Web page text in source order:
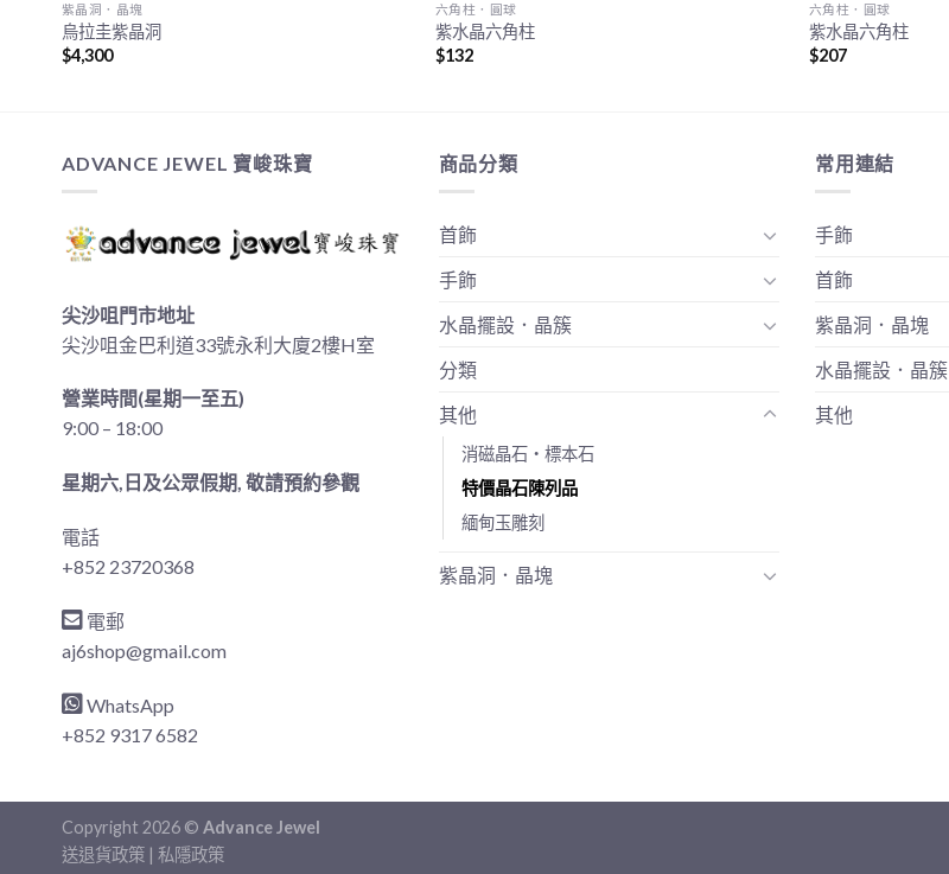
紫晶洞．晶塊
烏拉圭紫晶洞
$4,300
六角柱．圓球
紫水晶六角柱
$132
六角柱．圓球
紫水晶六角柱
$207
ADVANCE JEWEL 寶峻珠寶
尖沙咀門市地址
尖沙咀金巴利道33號永利大廈2樓H室
營業時間(星期一至五)
9:00 – 18:00
星期六,日及公眾假期, 敬請預約參觀
電話
+852 23720368
電郵
aj6shop@gmail.com
WhatsApp
+852 9317 6582
商品分類
首飾
手飾
水晶擺設．晶簇
分類
其他
消磁晶石‧標本石
特價晶石陳列品
緬甸玉雕刻
紫晶洞．晶塊
常用連結
手飾
首飾
紫晶洞．晶塊
水晶擺設．晶簇
其他
Copyright 2026 © Advance Jewel
送退貨政策
私隱政策